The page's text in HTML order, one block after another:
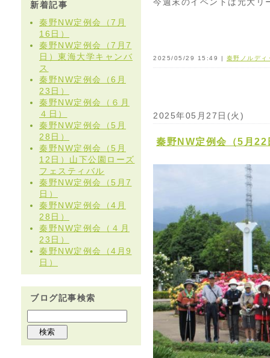
新着記事
秦野NW定例会（7月
16日）
秦野NW定例会（7月7
日）東海大学キャンバ
ス
秦野NW定例会（6月
23日）
秦野NW定例会（６月
４日）
秦野NW定例会（5月
28日）
秦野NW定例会（5月
12日）山下公園ローズ
フェスティバル
秦野NW定例会（5月7
日）
秦野NW定例会（4月
28日）
秦野NW定例会（４月
23日）
秦野NW定例会（4月9
日）
ブログ記事検索
2025/05/29 15:49 | 秦野ノルディ
2025年05月27日(火)
秦野NW定例会（5月22